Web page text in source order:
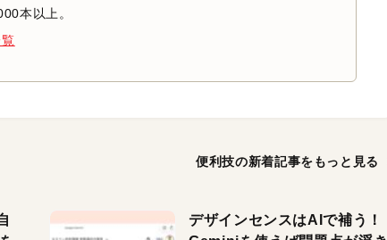
本以上。
便利技の新着記事をもっと見る
デザインセンスはAIで補う！